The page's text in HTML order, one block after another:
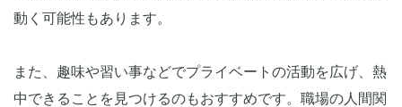
動く可能性もあります。
また、趣味や習い事などでプライベートの活動を広げ、熱
中できることを見つけるのもおすすめです。職場の人間関